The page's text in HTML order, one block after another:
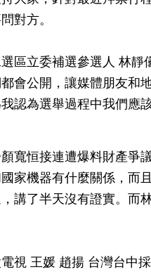
對方。
區立委補選參選人 林
會公開，讓媒體朋友和
認為選舉過程中我們應
寬恒接連遭爆料財產爭
家機器有什麼關係，而
講了半天沒有證實。而
視 王媛 趙揚 台灣台中